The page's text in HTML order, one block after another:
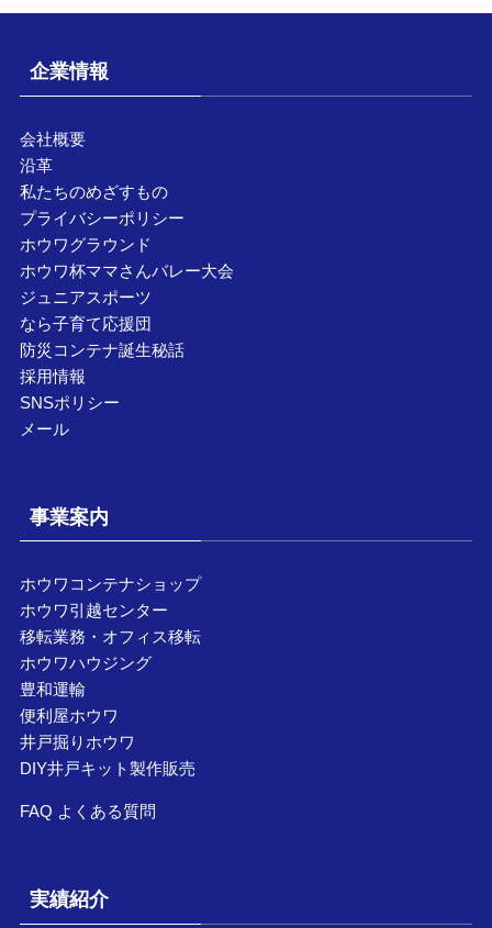
企業情報
会社概要
沿革
私たちのめざすもの
プライバシーポリシー
ホウワグラウンド
ホウワ杯ママさんバレー大会
ジュニアスポーツ
なら子育て応援団
防災コンテナ誕生秘話
採用情報
SNSポリシー
メール
事業案内
ホウワコンテナショップ
ホウワ引越センター
移転業務・オフィス移転
ホウワハウジング
豊和運輸
便利屋ホウワ
井戸掘りホウワ
DIY井戸キット製作販売
FAQ よくある質問
実績紹介